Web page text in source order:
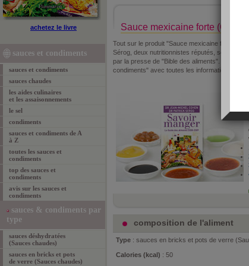
achetez le livre
sauces et condiments
sauces et condiments
sauces chaudes
les aides culinaires
et les assaisonnements
le sel
condiments
sauces et condiments de A
à Z
toutes les sauces et
condiments
top des sauces et
condiments
avis sur les sauces et
condiments
sauces & condiments par
type
sauces déshydratées
(Sauces chaudes)
sauces en bricks et pots
de verre (Sauces chaudes)
Sauce mexicaine forte
Tout sur le produit "Sauce mexicaine forte" de
Sérog, deux nutritionnistes réputés, sont les
par la presse de "Bible des aliments". Ci-
condiments" avec toutes les informations
composition de l'aliment
Type : sauces en bricks et pots de verre
Calories (kcal) : 50